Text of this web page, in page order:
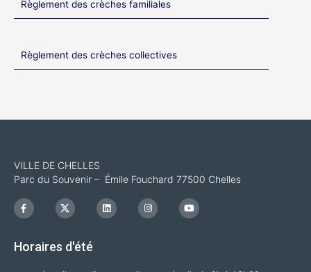
Règlement des crèches familiales
Règlement des crèches collectives
VILLE DE CHELLES
Parc du Souvenir – Émile Fouchard 77500 Chelles
F
a
c
o
I
c
o
x
L
i
n
I
n
s
Y
o
u
Horaires d'été